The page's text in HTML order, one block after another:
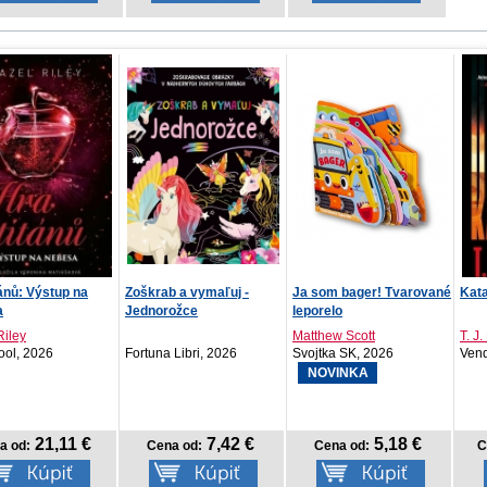
a vymaľuj -
Libri, 2026
od: 7,42 €
Ja som bager! Tvarované
leporelo
Svojtka SK, 2026
Cena od: 5,18 €
Katastrofa
T. J. Newman
Vendeta, 2026
Cena od:17,59 €